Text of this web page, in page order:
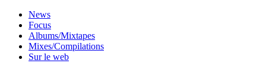
News
Focus
Albums/Mixtapes
Mixes/Compilations
Sur le web